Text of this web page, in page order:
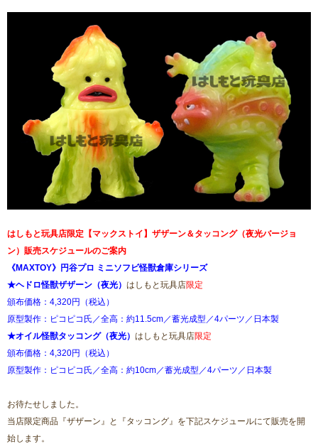
はしもと玩具店限定【マックストイ】ザザーン＆タッコング（夜光バージョ
ン）販売スケジュールのご案内
《MAXTOY》 円谷プロ ミニソフビ怪獣倉庫シリーズ
★ヘドロ怪獣ザザーン（夜光） はしもと玩具店限定
頒布価格：4,320円（税込）
原型製作：ピコピコ氏／全高：約11.5cm／蓄光成型／4パーツ／日本製
★オイル怪獣タッコング（夜光） はしもと玩具店限定
頒布価格：4,320円（税込）
原型製作：ピコピコ氏／全高：約10cm／蓄光成型／4パーツ／日本製
お待たせしました。
当店限定商品『ザザーン』と『タッコング』を下記スケジュールにて販売を開
始します。